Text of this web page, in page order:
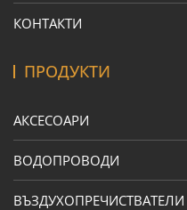
КОНТАКТИ
ПРОДУКТИ
АКСЕСОАРИ
ВОДОПРОВОДИ
ВЪЗДУХОПРЕЧИСТВАТЕЛИ